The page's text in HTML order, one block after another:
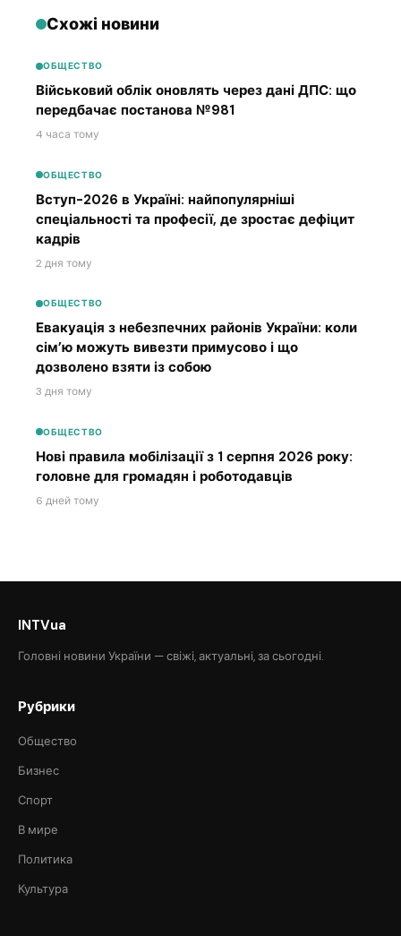
Схожі новини
ОБЩЕСТВО
Військовий облік оновлять через дані ДПС: що
передбачає постанова №981
4 часа тому
ОБЩЕСТВО
Вступ-2026 в Україні: найпопулярніші
спеціальності та професії, де зростає дефіцит
кадрів
2 дня тому
ОБЩЕСТВО
Евакуація з небезпечних районів України: коли
сім’ю можуть вивезти примусово і що
дозволено взяти із собою
3 дня тому
ОБЩЕСТВО
Нові правила мобілізації з 1 серпня 2026 року:
головне для громадян і роботодавців
6 дней тому
INTVua
Головні новини України — свіжі, актуальні, за сьогодні.
Рубрики
Общество
Бизнес
Спорт
В мире
Политика
Культура